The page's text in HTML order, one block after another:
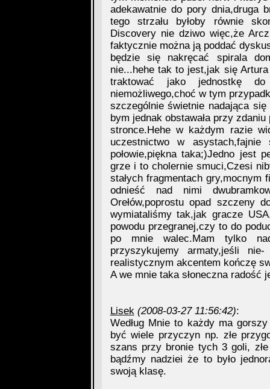
adekawatnie do pory dnia,druga
tego strzału byłoby równie
Discovery nie dziwo więc,że
faktycznie można ją poddać
będzie się nakręcać spirala
nie...hehe tak to jest,jak się
traktować jako jednostkę
niemożliwego,choć w tym
szczególnie świetnie nadająca
bym jednak obstawała przy
stronce.Hehe w każdym razie
uczestnictwo w
połowie,piękna taka;)Jedno jest
grze i to cholernie smuci,Czesi
stałych fragmentach gry,mocnym
odnieść nad nimi
Orełów,poprostu opad szczeny
wymiataliśmy tak,jak gracze
powodu przegranej,czy to do
po mnie walec.Mam tylko
przyszykujemy armaty,jeśli
realistycznym akcentem kończę
A we mnie taka słoneczna radość
Lisek (2008-03-27 11:56:42):
Według Mnie to każdy ma
być wiele przyczyn np. złe
szans przy bronie tych 3 goli,
bądźmy nadziei że to było
swoją klasę.